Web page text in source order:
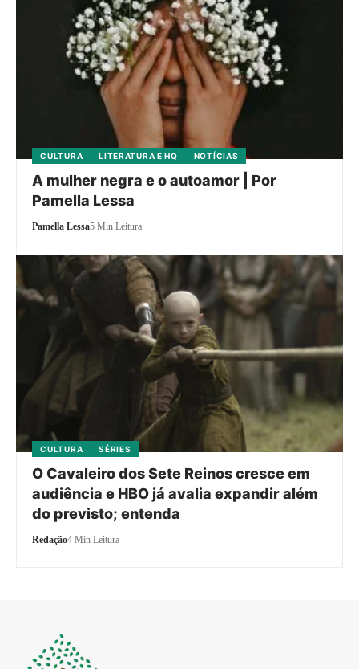
CULTURA LITERATURA E HQ NOTÍCIAS
A mulher negra e o autoamor | Por
Pamella Lessa
Pamella Lessa5 Min Leitura
CULTURA SÉRIES
O Cavaleiro dos Sete Reinos cresce em
audiência e HBO já avalia expandir além
do previsto; entenda
Redação4 Min Leitura